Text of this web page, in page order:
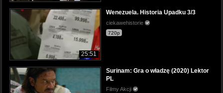
25:51
Wenezuela. Historia Upadku 3/3
ciekawehistorie
720p
Surinam: Gra o władzę (2020) Lektor
PL
Filmy Akcji